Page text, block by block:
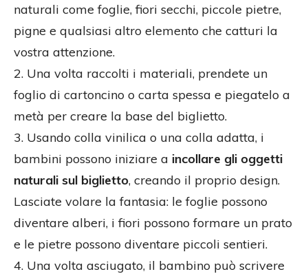
naturali come foglie, fiori secchi, piccole pietre,
pigne e qualsiasi altro elemento che catturi la
vostra attenzione.
2. Una volta raccolti i materiali, prendete un
foglio di cartoncino o carta spessa e piegatelo a
metà per creare la base del biglietto.
3. Usando colla vinilica o una colla adatta, i
bambini possono iniziare a incollare gli oggetti
naturali sul biglietto, creando il proprio design.
Lasciate volare la fantasia: le foglie possono
diventare alberi, i fiori possono formare un prato
e le pietre possono diventare piccoli sentieri.
4. Una volta asciugato, il bambino può scrivere